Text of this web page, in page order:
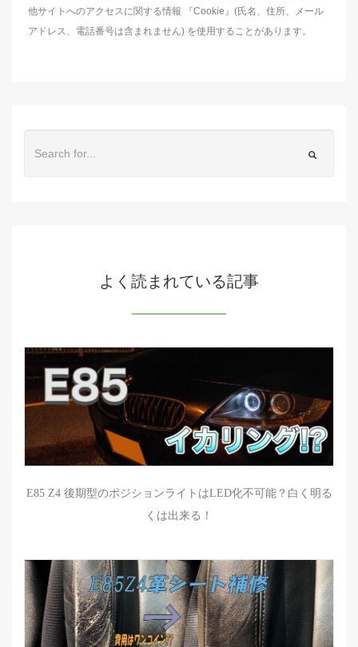
他サイトへのアクセスに関する情報 『Cookie』(氏名、住所、メール
アドレス、電話番号は含まれません) を使用することがあります。
よく読まれている記事
E85 Z4 後期型のポジションライトはLED化不可能？白く明る
くは出来る！